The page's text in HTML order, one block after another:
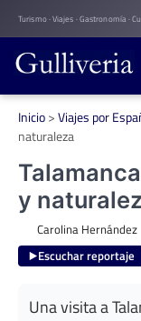
Skip
to
content
Turismo · Viajes · Gastronomía ·
Inicio>Viajes por
naturaleza
y
Carolina Hernández
Escuchar reportaje
Una visita a